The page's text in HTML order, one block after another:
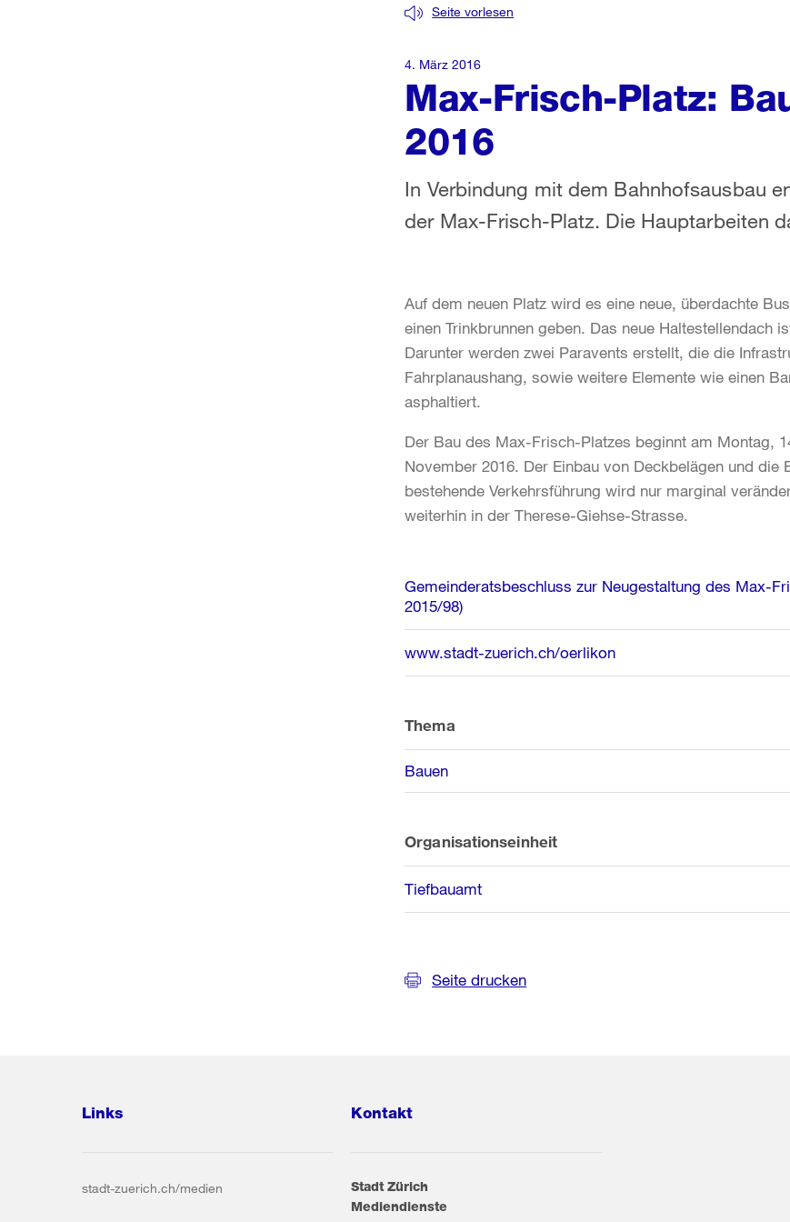
Max-Frisch-Platz:
2016
Seite vorlesen
In Verbindung mit dem Bahnhofsausbau
der Max-Frisch-Platz. Die Hauptarbeiten
4. März 2016
Auf dem neuen Platz wird es eine neue, überdachte
einen Trinkbrunnen geben. Das neue Haltestellendach
Darunter werden zwei Paravents erstellt, die die
Fahrplanaushang, sowie weitere Elemente wie einen
asphaltiert.
Der Bau des Max-Frisch-Platzes beginnt am Montag,
November 2016. Der Einbau von Deckbelägen und
bestehende Verkehrsführung wird nur marginal
weiterhin in der Therese-Giehse-Strasse.
Weitere
Informationen
Gemeinderatsbeschluss zur Neugestaltung des Max-
2015/98)
www.stadt-zuerich.ch/oerlikon
Thema
Bauen
Organisationseinheit
Tiefbauamt
Seite drucken
Links
stadt-zuerich.ch/medien
Kontakt
Stadt Zürich
Mediendienste